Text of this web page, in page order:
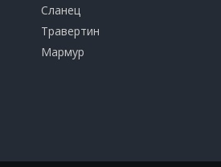
​Сланец
Травертин​
​Мармур